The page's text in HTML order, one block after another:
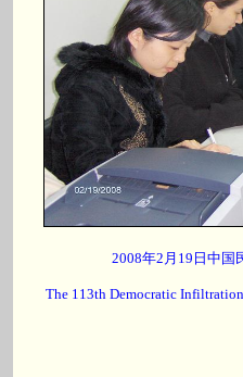
2008年2月19日中国
The 113th Democratic